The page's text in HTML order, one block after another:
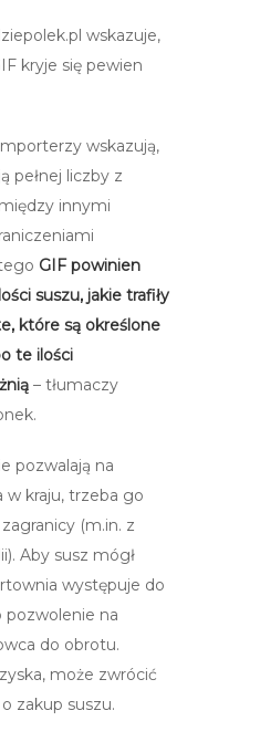
wskazuje,
kryje się pewien
wskazują,
pełnej liczby z
innymi
GIF powinien
suszu, jakie trafiły
które są określone
te ilości
– tłumaczy
pozwalają na
w kraju, trzeba go
(m.in. z
Aby susz mógł
występuje do
pozwolenie na
do obrotu.
może zwrócić
zakup suszu.